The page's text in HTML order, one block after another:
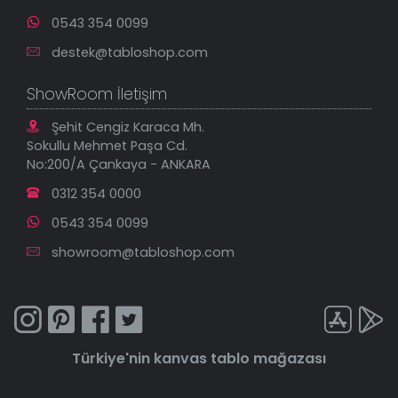
0543 354 0099
destek@tabloshop.com
ShowRoom İletişim
Şehit Cengiz Karaca Mh.
Sokullu Mehmet Paşa Cd.
No:200/A Çankaya - ANKARA
0312 354 0000
0543 354 0099
showroom@tabloshop.com
Türkiye'nin kanvas tablo mağazası